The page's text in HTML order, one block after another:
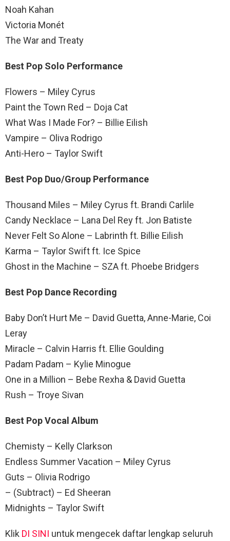
Noah Kahan
Victoria Monét
The War and Treaty
Best Pop Solo Performance
Flowers – Miley Cyrus
Paint the Town Red – Doja Cat
What Was I Made For? – Billie Eilish
Vampire – Oliva Rodrigo
Anti-Hero – Taylor Swift
Best Pop Duo/Group Performance
Thousand Miles – Miley Cyrus ft. Brandi Carlile
Candy Necklace – Lana Del Rey ft. Jon Batiste
Never Felt So Alone – Labrinth ft. Billie Eilish
Karma – Taylor Swift ft. Ice Spice
Ghost in the Machine – SZA ft. Phoebe Bridgers
Best Pop Dance Recording
Baby Don’t Hurt Me – David Guetta, Anne-Marie, Coi
Leray
Miracle – Calvin Harris ft. Ellie Goulding
Padam Padam – Kylie Minogue
One in a Million – Bebe Rexha & David Guetta
Rush – Troye Sivan
Best Pop Vocal Album
Chemisty – Kelly Clarkson
Endless Summer Vacation – Miley Cyrus
Guts – Olivia Rodrigo
– (Subtract) – Ed Sheeran
Midnights – Taylor Swift
Klik DI SINI untuk mengecek daftar lengkap seluruh